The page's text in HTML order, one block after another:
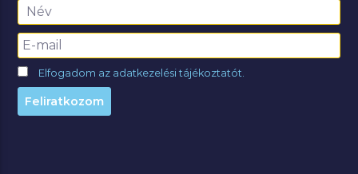
Elfogadom az adatkezelési tájékoztatót.